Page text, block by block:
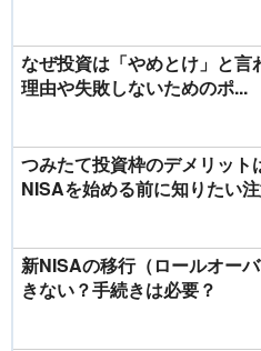
なぜ投資は「やめとけ」と言
理由や失敗しないためのポ...
つみたて投資枠のデメリット
NISAを始める前に知りたい
新NISAの移行（ロールオー
きない？手続きは必要？